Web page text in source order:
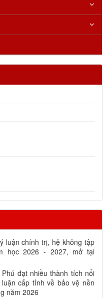
luận chính trị, hệ không tập
học 2026 - 2027, mở tại
đạt nhiều thành tích nổi
cấp tỉnh về bảo vệ nền
năm 2026